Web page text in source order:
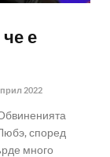
е
2022
според
много